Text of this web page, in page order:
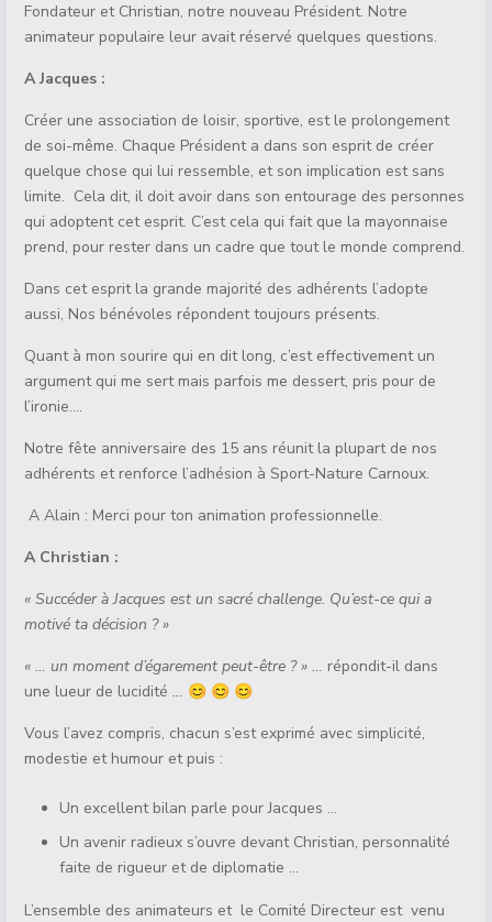
Fondateur et Christian, notre nouveau Président. Notre
animateur populaire leur avait réservé quelques questions.
A Jacques :
Créer une association de loisir, sportive, est le prolongement
de soi-même. Chaque Président a dans son esprit de créer
quelque chose qui lui ressemble, et son implication est sans
limite. Cela dit, il doit avoir dans son entourage des personnes
qui adoptent cet esprit. C’est cela qui fait que la mayonnaise
prend, pour rester dans un cadre que tout le monde comprend.
Dans cet esprit la grande majorité des adhérents l’adopte
aussi, Nos bénévoles répondent toujours présents.
Quant à mon sourire qui en dit long, c’est effectivement un
argument qui me sert mais parfois me dessert, pris pour de
l’ironie….
Notre fête anniversaire des 15 ans réunit la plupart de nos
adhérents et renforce l’adhésion à Sport-Nature Carnoux.
A Alain : Merci pour ton animation professionnelle.
A Christian :
« Succéder à Jacques est un sacré challenge. Qu’est-ce qui a
motivé ta décision ? »
« … un moment d’égarement peut-être ? » … répondit-il dans
une lueur de lucidité … 😊 😊 😊
Vous l’avez compris, chacun s’est exprimé avec simplicité,
modestie et humour et puis :
Un excellent bilan parle pour Jacques …
Un avenir radieux s’ouvre devant Christian, personnalité
faite de rigueur et de diplomatie …
L’ensemble des animateurs et le Comité Directeur est venu